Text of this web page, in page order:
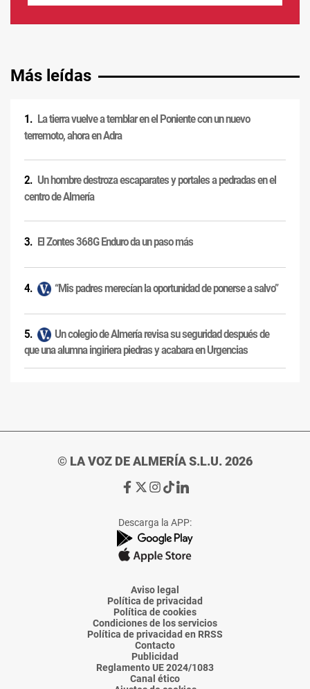
Más leídas
La tierra vuelve a temblar en el Poniente con un nuevo
terremoto, ahora en Adra
Un hombre destroza escaparates y portales a pedradas en el
centro de Almería
El Zontes 368G Enduro da un paso más
“Mis padres merecían la oportunidad de ponerse a salvo”
Un colegio de Almería revisa su seguridad después de
que una alumna ingiriera piedras y acabara en Urgencias
© LA VOZ DE ALMERÍA S.L.U. 2026
Ir
de
La
Voz
Almería
Ir
de
La
Voz
Almería
Ir
de
La
Voz
Almería
Ir
de
La
Voz
Almería
Ir
de
La
Voz
Descarga la APP:
Aviso legal
Política de privacidad
Política de cookies
Condiciones de los servicios
Política de privacidad en RRSS
Contacto
Publicidad
Reglamento UE 2024/1083
Canal ético